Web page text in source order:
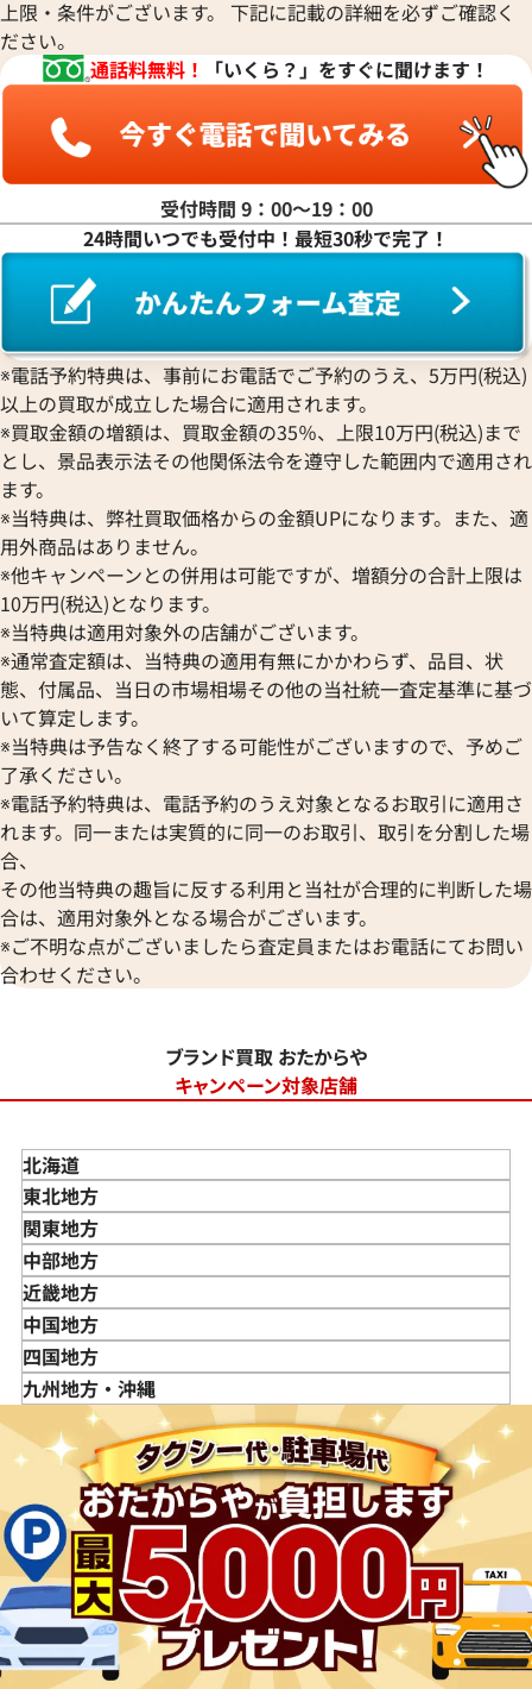
上限・条件がございます。 下記に記載の詳細を必ずご確認く
ださい。
通話料無料！
「いくら？」をすぐに聞けます！
受付時間 9：00〜19：00
24時間いつでも受付中！最短30秒で完了！
※電話予約特典は、事前にお電話でご予約のうえ、5万円(税込)
以上の買取が成立した場合に適用されます。
※買取金額の増額は、買取金額の35％、上限10万円(税込)まで
とし、景品表示法その他関係法令を遵守した範囲内で適用され
ます。
※当特典は、弊社買取価格からの金額UPになります。また、適
用外商品はありません。
※他キャンペーンとの併用は可能ですが、増額分の合計上限は
10万円(税込)となります。
※当特典は適用対象外の店舗がございます。
※通常査定額は、当特典の適用有無にかかわらず、品目、状
態、付属品、当日の市場相場その他の当社統一査定基準に基づ
いて算定します。
※当特典は予告なく終了する可能性がございますので、予めご
了承ください。
※電話予約特典は、電話予約のうえ対象となるお取引に適用さ
れます。同一または実質的に同一のお取引、取引を分割した場
合、
その他当特典の趣旨に反する利用と当社が合理的に判断した場
合は、適用対象外となる場合がございます。
※ご不明な点がございましたら査定員またはお電話にてお問い
合わせください。
ブランド買取 おたからや
キャンペーン対象店舗
北海道
東北地方
青森県
岩手県
宮城県
秋田県
山形県
福島県
関東地方
東京都
神奈川県
埼玉県
千葉県
茨城県
栃木県
群馬県
中部地方
新潟県
富山県
石川県
山梨県
長野県
岐阜県
静岡県
愛知県
近畿地方
三重県
滋賀県
京都府
兵庫県
奈良県
和歌山県
中国地方
鳥取県
島根県
広島県
山口県
四国地方
徳島県
愛媛県
九州地方・沖縄
佐賀県
長崎県
熊本県
大分県
宮崎県
鹿児島県